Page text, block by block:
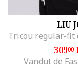
LIU
30900
Vandut de